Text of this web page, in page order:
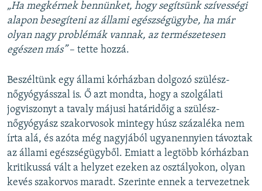
„Ha megkérnek bennünket, hogy segítsünk szívességi
alapon besegíteni az állami egészségügybe, ha már
olyan nagy problémák vannak, az természetesen
egészen más”– tette hozzá.
Beszéltünk egy állami kórházban dolgozó szülész-
nőgyógyásszal is. Ő azt mondta, hogy a szolgálati
jogviszonyt a tavaly májusi határidőig a szülész-
nőgyógyász szakorvosok mintegy húsz százaléka nem
írta alá, és azóta még nagyjából ugyanennyien távoztak
az állami egészségügyből. Emiatt a legtöbb kórházban
kritikussá vált a helyzet ezeken az osztályokon, olyan
kevés szakorvos maradt. Szerinte ennek a tervezetnek